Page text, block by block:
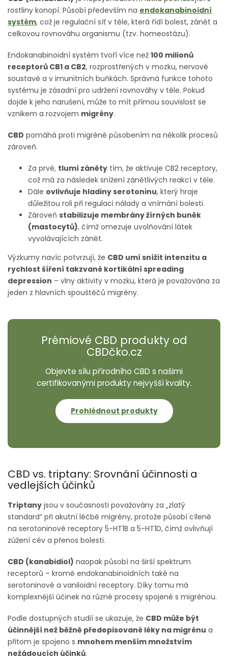
rostliny konopí. Působí především na endokanabinoidní
systém, což je regulační síť v těle, která řídí bolest, zánět a
celkovou rovnováhu organismu (tzv. homeostázu).
Endokanabinoidní systém tvoří více než 100 milionů
receptorů CB1 a CB2, rozprostřených v mozku, nervové
soustavě a v imunitních buňkách. Správná funkce tohoto
systému je zásadní pro udržení rovnováhy v těle. Pokud
dojde k jeho narušení, může to mít přímou souvislost se
vznikem a rozvojem migrény.
CBD pomáhá proti migréně působením na několik procesů
zároveň.
Za prvé, tlumí záněty tím, že aktivuje CB2 receptory,
což má za následek snížení zánětlivých reakcí v těle.
Dále ovlivňuje hladiny serotoninu, který hraje
důležitou roli při regulaci nálady a vnímání bolesti.
Zároveň stabilizuje membrány žírných buněk
(mastocytů), čímž omezuje uvolňování látek
vyvolávajících zánět.
Výzkumy navíc potvrzují, že CBD umí snížit intenzitu a
rychlost šíření takzvané kortikální spreading
depression – vlny aktivity v mozku, která je považována za
jeden z hlavních spouštěčů migrény.
Prémiové CBD produkty od
CBDčko.cz
Objevte sílu přírodního CBD s našimi
certifikovanými produkty nejvyšší kvality.
Prohlédnout produkty
CBD vs. triptany: Srovnání účinnosti a
vedlejších účinků
Triptany jsou v současnosti považovány za „zlatý
standard“ při akutní léčbě migrény, protože působí cíleně
na serotoninové receptory 5-HT1B a 5-HT1D, čímž ovlivňují
zúžení cév a přenos bolesti.
CBD (kanabidiol) naopak působí na širší spektrum
receptorů – kromě endokanabinoidních také na
serotoninové a vaniloidní receptory. Díky tomu má
komplexnější účinek na různé procesy spojené s migrénou.
Podle dostupných studií se ukazuje, že CBD může být
účinnější než běžně předepisované léky na migrénu a
přitom je spojeno s mnohem menším množstvím
nežádoucích účinků.